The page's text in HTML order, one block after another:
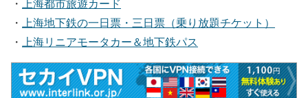
・ 上海都市旅遊カード
・ 上海地下鉄の一日票・三日票（乗り放題チケット）
・ 上海リニアモータカー＆地下鉄パス